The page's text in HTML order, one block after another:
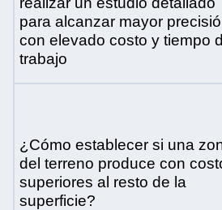
para alcanzar mayor
con elevado costo y tiempo
trabajo
¿Cómo establecer si una
del terreno produce con
superiores al resto de la
superficie?